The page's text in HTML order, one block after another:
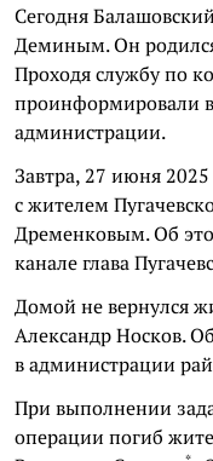
Сегодня
Деминым. Он
Проходя службу по
проинформировали
администрации.
Завтра, 27 июня
с жителем
Дременковым. Об
канале глава
Домой не вернулся
Александр Носков.
в администрации
При выполнении
операции погиб